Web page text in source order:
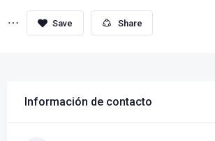
Share
Información de contacto